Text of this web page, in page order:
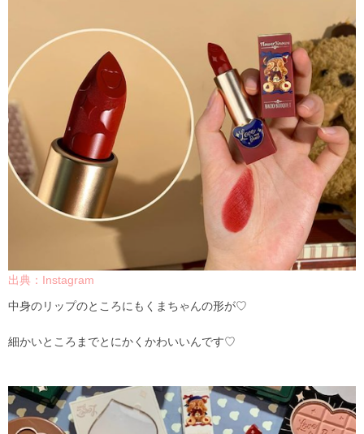
出典：Instagram
中身のリップのところにもくまちゃんの形が♡
細かいところまでとにかくかわいいんです♡